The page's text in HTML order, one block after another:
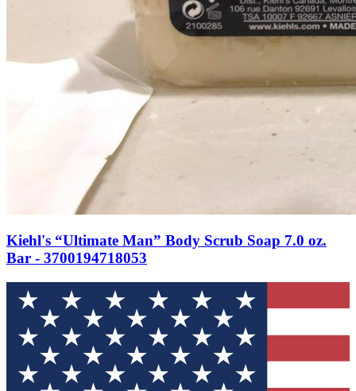
Kiehl's “Ultimate Man” Body Scrub Soap 7.0 oz.
Bar - 3700194718053